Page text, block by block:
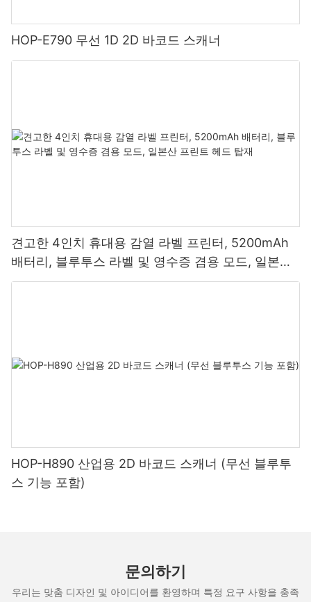
HOP-E790 무선 1D 2D 바코드 스캐너
견고한 4인치 휴대용 감열 라벨 프린터, 5200mAh
배터리, 블루투스 라벨 및 영수증 겸용 모드, 일본산
프린트 헤드 탑재
HOP-H890 산업용 2D 바코드 스캐너 (무선 블루투
스 기능 포함)
문의하기
우리는 맞춤 디자인 및 아이디어를 환영하며 특정 요구 사항을 충족